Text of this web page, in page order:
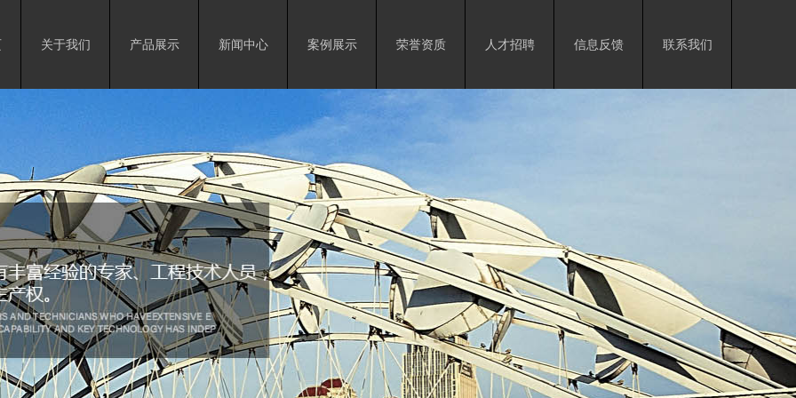
关于我们 产品展示 新闻中心 案例展示 荣誉资质 人才招聘 信息反馈 联系我们